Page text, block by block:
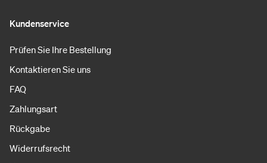
Kundenservice
Prüfen Sie Ihre Bestellung
Kontaktieren Sie uns
FAQ
Zahlungsart
Rückgabe
Widerrufsrecht